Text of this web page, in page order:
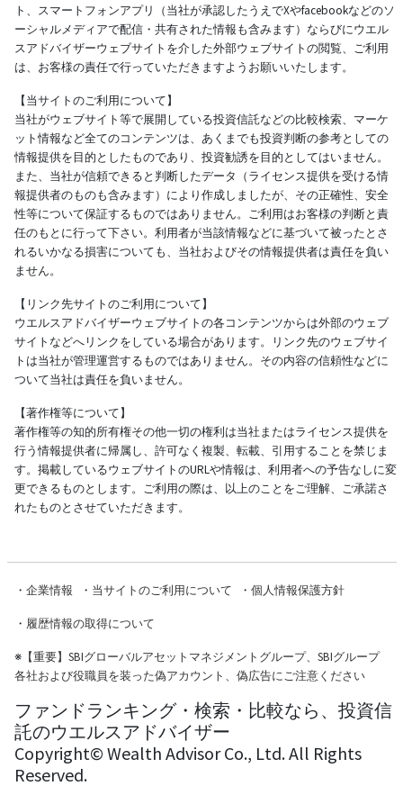
ト、スマートフォンアプリ（当社が承認したうえでXやfacebookなどのソ
ーシャルメディアで配信・共有された情報も含みます）ならびにウエル
スアドバイザーウェブサイトを介した外部ウェブサイトの閲覧、ご利用
は、お客様の責任で行っていただきますようお願いいたします。
【当サイトのご利用について】
当社がウェブサイト等で展開している投資信託などの比較検索、マーケ
ット情報など全てのコンテンツは、あくまでも投資判断の参考としての
情報提供を目的としたものであり、投資勧誘を目的としてはいません。
また、当社が信頼できると判断したデータ（ライセンス提供を受ける情
報提供者のものも含みます）により作成しましたが、その正確性、安全
性等について保証するものではありません。ご利用はお客様の判断と責
任のもとに行って下さい。利用者が当該情報などに基づいて被ったとさ
れるいかなる損害についても、当社およびその情報提供者は責任を負い
ません。
【リンク先サイトのご利用について】
ウエルスアドバイザーウェブサイトの各コンテンツからは外部のウェブ
サイトなどへリンクをしている場合があります。リンク先のウェブサイ
トは当社が管理運営するものではありません。その内容の信頼性などに
ついて当社は責任を負いません。
【著作権等について】
著作権等の知的所有権その他一切の権利は当社またはライセンス提供を
行う情報提供者に帰属し、許可なく複製、転載、引用することを禁じま
す。掲載しているウェブサイトのURLや情報は、利用者への予告なしに変
更できるものとします。ご利用の際は、以上のことをご理解、ご承諾さ
れたものとさせていただきます。
・ 企業情報 ・ 当サイトのご利用について ・ 個人情報保護方針
・ 履歴情報の取得について
※【重要】SBIグローバルアセットマネジメントグループ、SBIグループ
各社および役職員を装った偽アカウント、偽広告にご注意ください
ファンドランキング・検索・比較なら、投資信
託のウエルスアドバイザー
Copyright© Wealth Advisor Co., Ltd. All Rights
Reserved.